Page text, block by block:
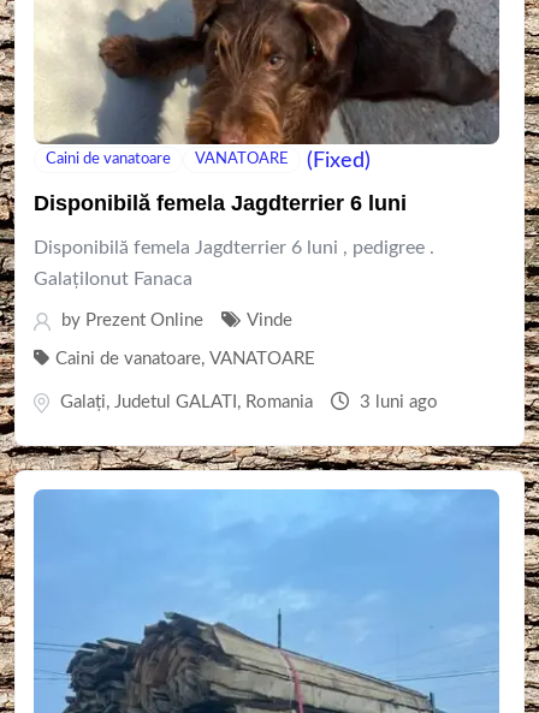
Caini de vanatoare VANATOARE (Fixed)
Disponibilă femela Jagdterrier 6 luni
Disponibilă femela Jagdterrier 6 luni , pedigree .
GalațiIonut Fanaca
by Prezent Online Vinde
Caini de vanatoare, VANATOARE
Galaţi, Judetul GALATI , Romania 3 luni ago